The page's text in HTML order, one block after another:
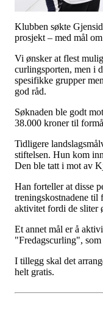
Klubben søkte
prosjekt – med mål
Vi ønsker at flest
curlingsporten, men i
spesifikke grupper
god råd.
Søknaden ble godt
38.000 kroner til
Tidligere
stiftelsen. Hun kom
Den ble tatt i mot av
Han forteller at disse
treningskostnadene
aktivitet fordi de sliter
Et annet mål er å
"Fredagscurling",
I tillegg skal det
helt gratis.